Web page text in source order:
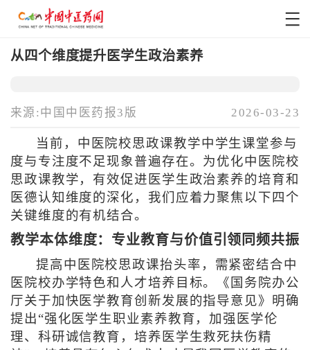
从四个维度提升医学生政治素养
来源:中国中医药报3版 2026-03-23
当前，中医院校思政课教学中学生课堂参与
度与专注度不足现象普遍存在。为优化中医院校
思政课教学，有效促进医学生政治素养的培育和
医德认知维度的深化，我们应着力聚焦以下四个
关键维度的有机结合。
教学本体维度：专业教育与价值引领同频共振
提高中医院校思政课抬头率，需紧密结合中
医院校办学特色和人才培养目标。《国务院办公
厅关于加快医学教育创新发展的指导意见》明确
提出“强化医学生职业素养教育，加强医学伦
理、科研诚信教育，培养医学生救死扶伤精